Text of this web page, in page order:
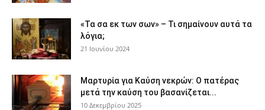
«Τα σα εκ των σων» – Τι σημαίνουν αυτά τα
λόγια;
21 Ιουνίου 2024
Μαρτυρία για Καύση νεκρών: Ο πατέρας
μετά την καύση του βασανίζεται...
10 Δεκεμβρίου 2025